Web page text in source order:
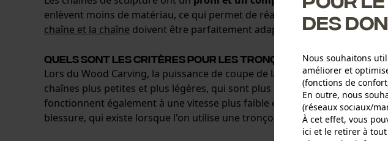
enlèvent moins de matériau, ce qui permet de réaliser des détails fins
chaîne et la chaîne doivent être parfaitement adaptés à l'application
Quels sont les critères pour les tronçonneuses utilisées
Lors du Wood Carving, la puissance de coupe de la tronçonneuse
chaînes plus petites et plus légères, qui sont plus faciles à manipuler.
fonctionnent également à une vitesse plus faible et sont moins
blessure, qui existe lorsque l'on utilise une tronçonneuse
des
Nous souhaitons
améliorer et
(fonctions de
En outre, nous
(réseaux sociaux/
À cet effet, vous
ici et le retirer à